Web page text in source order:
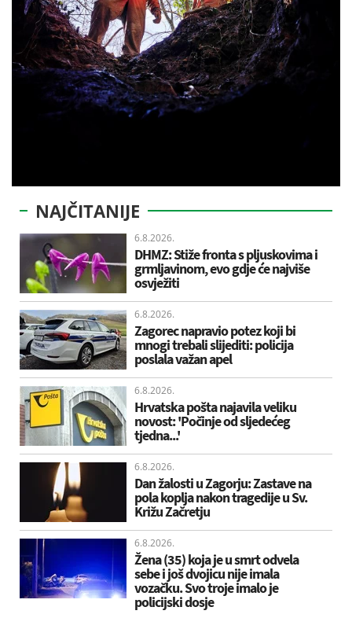
NAJČITANIJE
6.8.2026.
DHMZ: Stiže fronta s pljuskovima i
grmljavinom, evo gdje će najviše
osvježiti
6.8.2026.
Zagorec napravio potez koji bi
mnogi trebali slijediti: policija
poslala važan apel
6.8.2026.
Hrvatska pošta najavila veliku
novost: 'Počinje od sljedećeg
tjedna...'
6.8.2026.
Dan žalosti u Zagorju: Zastave na
pola koplja nakon tragedije u Sv.
Križu Začretju
6.8.2026.
Žena (35) koja je u smrt odvela
sebe i još dvojicu nije imala
vozačku. Svo troje imalo je
policijski dosje